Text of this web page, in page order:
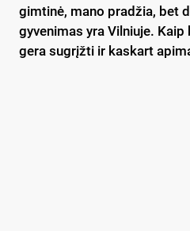
gimtinė, mano pradžia, bet
gyvenimas yra Vilniuje.
gera sugrįžti ir kaskart